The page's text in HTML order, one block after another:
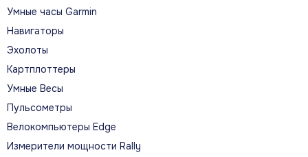
Умные часы Garmin
Навигаторы
Эхолоты
Картплоттеры
Умные Весы
Пульсометры
Велокомпьютеры Edge
Измерители мощности Rally